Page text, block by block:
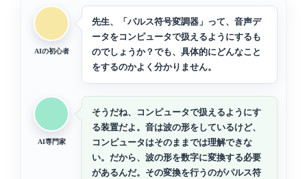
AIの初心者
先生、「パルス符号変調器」って、音声デ
ータをコンピュータで扱えるようにするも
のでしょうか？でも、具体的にどんなこと
をするのかよく分かりません。
AI専門家
そうだね、コンピュータで扱えるようにす
る装置だよ。音は波の形をしているけど、
コンピュータはそのままでは理解できな
い。だから、波の形を数字に変換する必要
があるんだ。その変換を行うのがパルス符